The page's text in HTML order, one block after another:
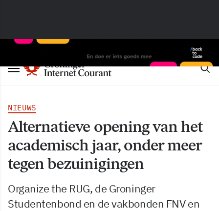
NIEUWS
Alternatieve opening van het
academisch jaar, onder meer
tegen bezuinigingen
Organize the RUG, de Groninger
Studentenbond en de vakbonden FNV en